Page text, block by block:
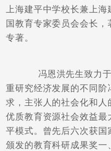
上海建平中学校长兼上
国教育专家委员会会长，
专著。
冯恩洪先生致力于
重研究经济发展的不同
求，主张人的社会化和
优质教育资源社会效益
平模式。曾先后六次获
颁发的教育科研成果奖一